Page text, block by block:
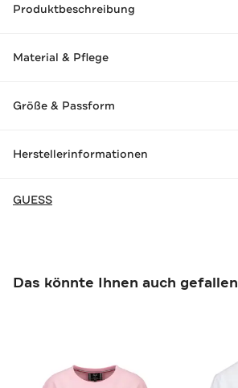
Produktbeschreibung
Material & Pflege
Größe & Passform
Herstellerinformationen
GUESS
Das könnte Ihnen auch gefallen